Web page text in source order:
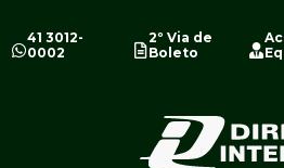
41 3012-
0002
2º Via de
Boleto